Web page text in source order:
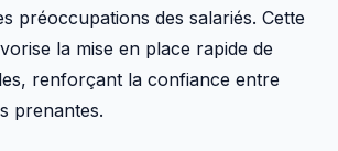
préoccupations des salariés. Cette
la mise en place rapide de
renforçant la confiance entre
prenantes.